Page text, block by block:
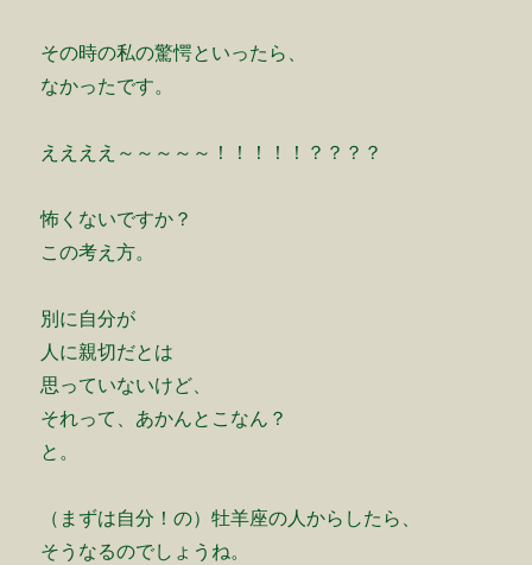
その時の私の驚愕といったら、
なかったです。
ええええ～～～～～！！！！！？？？？
怖くないですか？
この考え方。
別に自分が
人に親切だとは
思っていないけど、
それって、あかんとこなん？
と。
（まずは自分！の）牡羊座の人からしたら、
そうなるのでしょうね。